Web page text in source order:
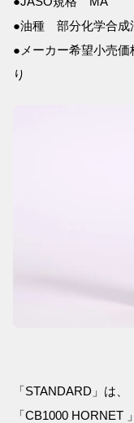
●油種 部分化学合成
●メーカー希望小売
り
「STANDARD」は
「CB1000 HORNET